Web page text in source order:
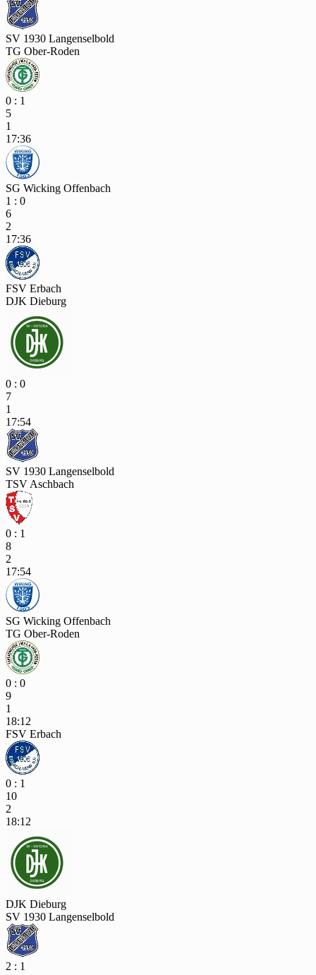
SV 1930 Langenselbold
TG Ober-Roden
0 : 1
5
1
17:36
SG Wicking Offenbach
1 : 0
6
2
17:36
FSV Erbach
DJK Dieburg
0 : 0
7
1
17:54
SV 1930 Langenselbold
TSV Aschbach
0 : 1
8
2
17:54
SG Wicking Offenbach
TG Ober-Roden
0 : 0
9
1
18:12
FSV Erbach
0 : 1
10
2
18:12
DJK Dieburg
SV 1930 Langenselbold
2 : 1